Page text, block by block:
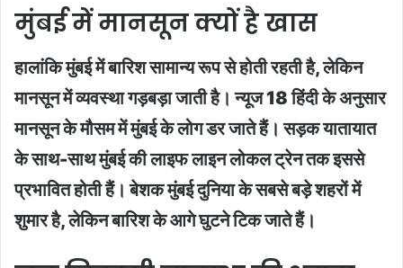
मुंबई में मानसून क्यों है खास
हालांकि मुंबई में बारिश सामान्य रूप से होती रहती है, लेकिन
मानसून में व्यवस्था गड़बड़ा जाती है। न्यूज 18 हिंदी के अनुसार
मानसून के मौसम में मुंबई के लोग डर जाते हैं। सड़क यातायात
के साथ-साथ मुंबई की लाइफ लाइन लोकल ट्रेन तक इससे
प्रभावित होती हैं। बेशक मुंबई दुनिया के सबसे बड़े शहरों में
शुमार है, लेकिन बारिश के आगे घुटने टिक जाते हैं।